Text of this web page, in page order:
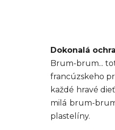
Dokonalá
Brum-brum...
francúzskeho
každé hravé
milá brum-
plastelíny.